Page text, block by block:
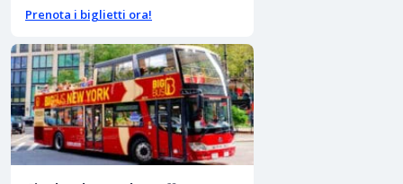
Prenota i biglietti ora!